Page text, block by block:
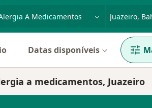
Datas disponíveis
a medicamentos, Juazeiro